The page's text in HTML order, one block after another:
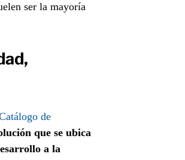
ser la mayoría
de
que se ubica
a la